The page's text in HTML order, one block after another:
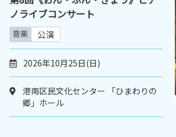
ノライブコンサート
音楽 公演
2026年10月25日(日)
港南区民文化センター 「ひまわりの
郷」ホール